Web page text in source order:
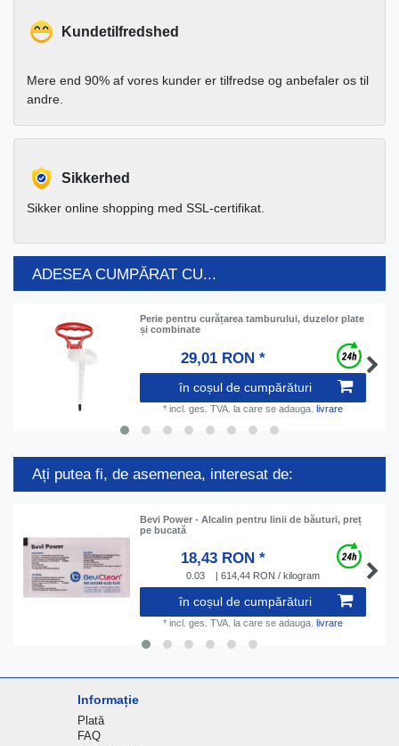
Kundetilfredshed
Mere end 90% af vores kunder er tilfredse og anbefaler os til
andre.
Sikkerhed
Sikker online shopping med SSL-certifikat.
ADESEA CUMPĂRAT CU...
Perie pentru curățarea tamburului, duzelor plate
și combinate
29,01 RON *
în coșul de cumpărături
* incl. ges. TVA. la care se adauga. livrare
Ați putea fi, de asemenea, interesat de:
Bevi Power - Аlcalin pentru linii de băuturi, preț
pe bucată
18,43 RON *
0.03 | 614,44 RON / kilogram
în coșul de cumpărături
* incl. ges. TVA. la care se adauga. livrare
Informație
Plată
FAQ